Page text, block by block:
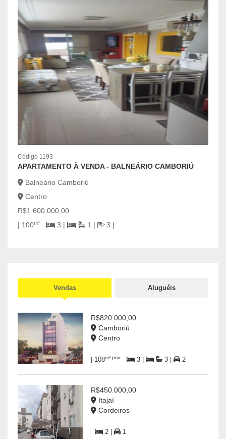
Código 1193
APARTAMENTO À VENDA - BALNEÁRIO CAMBORIÚ
Balneário Camboriú
Centro
R$1.600.000,00
| 100m² 3 | 1 | 3 |
Vendas Aluguéis
R$820.000,00
Camboriú
Centro
| 108m² priv. 3 | 3 | 2
R$450.000,00
Itajaí
Cordeiros
2 | 1